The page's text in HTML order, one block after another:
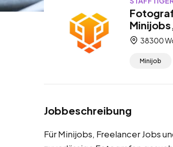
38300
Minijob
Jobbeschreibung
Für Minijobs, Freelancer Jobs